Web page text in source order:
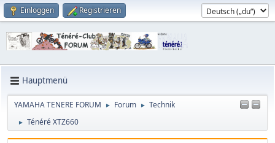
Einloggen Registrieren
Hauptmenü
YAMAHA TENERE FORUM ► Forum ► Technik
► Ténéré XTZ660